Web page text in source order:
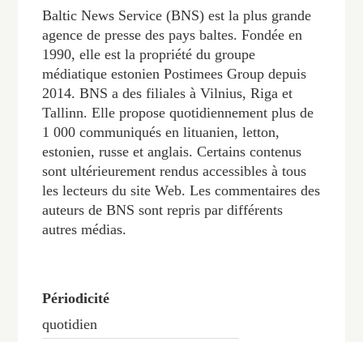
Baltic News Service (BNS) est la plus grande
agence de presse des pays baltes. Fondée en
1990, elle est la propriété du groupe
médiatique estonien Postimees Group depuis
2014. BNS a des filiales à Vilnius, Riga et
Tallinn. Elle propose quotidiennement plus de
1 000 communiqués en lituanien, letton,
estonien, russe et anglais. Certains contenus
sont ultérieurement rendus accessibles à tous
les lecteurs du site Web. Les commentaires des
auteurs de BNS sont repris par différents
autres médias.
Périodicité
quotidien